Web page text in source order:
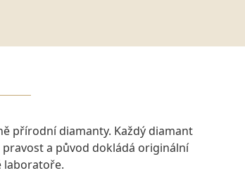
přírodní diamanty. Každý diamant
a původ dokládá originální
laboratoře.